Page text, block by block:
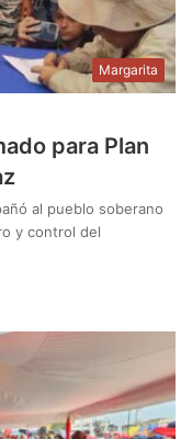
Margarita
para Plan
al pueblo soberano
y control del